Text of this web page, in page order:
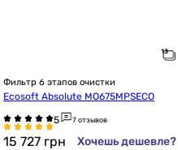
Фильтр 6 этапов очистки
Ecosoft Absolute MO675MPSECO
7 отзывов
15 727 грн Хочешь дешевле?